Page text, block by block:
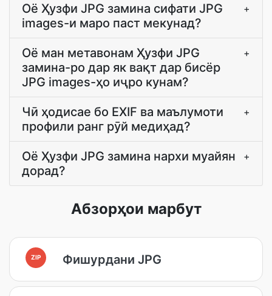
Оё Ҳузфи JPG замина сифати JPG
images-и маро паст мекунад?
+
Оё ман метавонам Ҳузфи JPG
замина-ро дар як вақт дар бисёр
JPG images-ҳо иҷро кунам?
+
Чӣ ҳодисае бо EXIF ва маълумоти
профили ранг рӯй медиҳад?
+
Оё Ҳузфи JPG замина нархи муайян
дорад?
+
Абзорҳои марбут
ZIP Фишурдани JPG